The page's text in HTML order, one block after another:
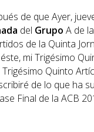
de que Ayer,
del Grupo A de la
de la Quinta
mi Trigésimo
Trigésimo Quinto
de lo que ha
Final de la ACB